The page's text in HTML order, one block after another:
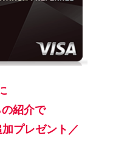
紹介で
プレゼント／